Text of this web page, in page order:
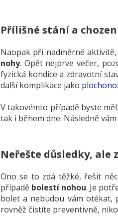
Přílišné stání a
Naopak při nadměrné
nohy. Opět nejprve večer,
fyzická kondice a zdravotní
další komplikace jako
V takovémto případě byste
tak i během dne. Následně
Neřešte důsledky, ale
Ono se to zdá těžké, řešit
případě bolestí nohou. Je
bolet a nebudou vám otékat,
rovněž čistíte preventivně,